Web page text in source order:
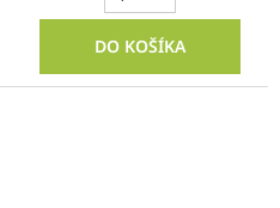
DO KOŠÍKA